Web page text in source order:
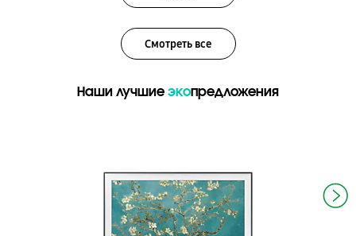
Смотреть все
Наши лучшиеэкопредложения